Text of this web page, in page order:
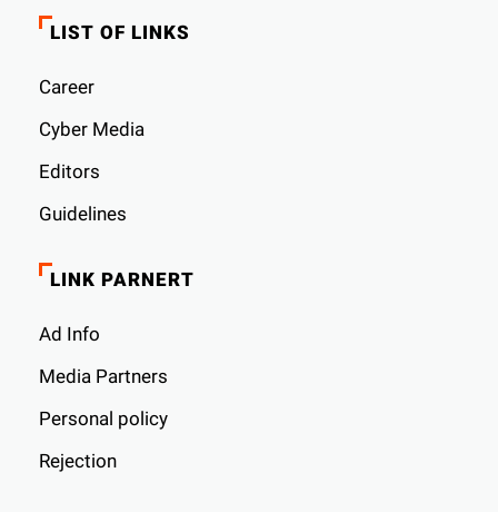
LIST OF LINKS
Career
Cyber ​​Media
Editors
Guidelines
LINK PARNERT
Ad Info
Media Partners
Personal policy
Rejection